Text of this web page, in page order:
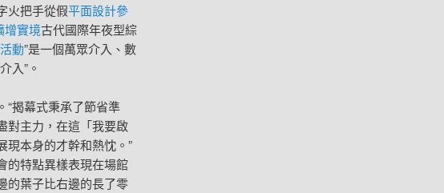
火把手從假平面設計參
增實境古代國際年夜型綜
動”是一個萬眾介入、數
入”。
“揭幕式秉承了節省準
對主力，在這「我要啟
現本身的才幹和熱忱。”
的特點異樣表現在場館
的葉子比右邊的長了零